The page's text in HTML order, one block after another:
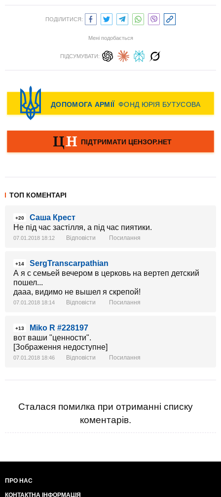
ПОДІЛИТИСЯ:
Мені подобається
ПІДСУМУВАТИ:
ТОП КОМЕНТАРІ
+20
Саша Крест
Не під час застілля, а під час пиятики.
07.01.2018 18:12 Відповісти Посилання
+14
SergTranscarpathian
А я с семьей вечером в церковь на вертеп детский
пошел...
дааа, видимо не вышел я скрепой!
07.01.2018 18:14 Відповісти Посилання
+13
Miko R #228197
вот ваши "ценности".
[Зображення недоступне]
07.01.2018 18:46 Відповісти Посилання
Сталася помилка при отриманні списку
коментарів.
ПРО НАС
КОНТАКТНА ІНФОРМАЦІЯ